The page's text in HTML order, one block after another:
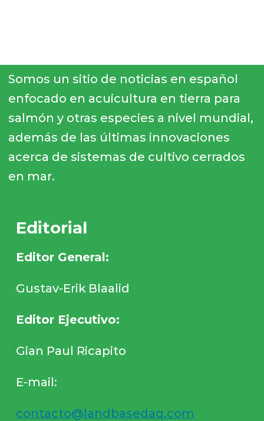
Somos un sitio de noticias en español
enfocado en acuicultura en tierra para
salmón y otras especies a nivel mundial,
además de las últimas innovaciones
acerca de sistemas de cultivo cerrados
en mar.
Editorial
Editor General:
Gustav-Erik Blaalid
Editor Ejecutivo:
Gian Paul Ricapito
E-mail:
contacto@landbasedaq.com